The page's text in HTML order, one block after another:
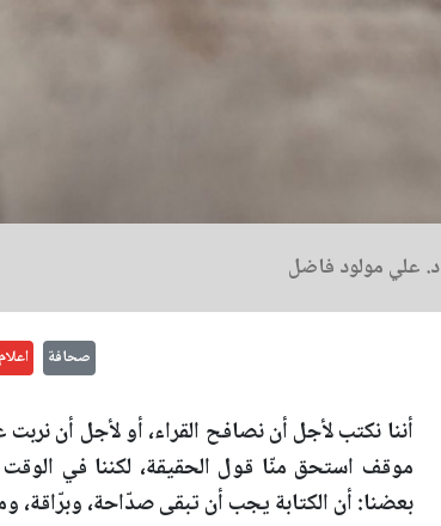
د. علي مولود فاضل
صحافة اعلام
أننا نكتب لأجل أن نصافح القراء، أو لأجل أن
موقف استحق منّا قول الحقيقة، لكننا في
بعضنا: أن الكتابة يجب أن تبقى صدّاحة،